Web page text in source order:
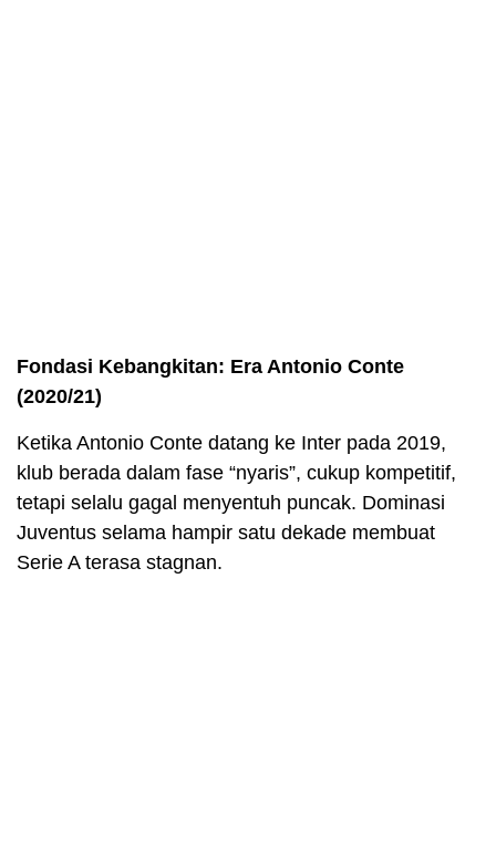
Fondasi Kebangkitan: Era Antonio Conte
(2020/21)
Ketika Antonio Conte datang ke Inter pada 2019,
klub berada dalam fase “nyaris”, cukup kompetitif,
tetapi selalu gagal menyentuh puncak. Dominasi
Juventus selama hampir satu dekade membuat
Serie A terasa stagnan.